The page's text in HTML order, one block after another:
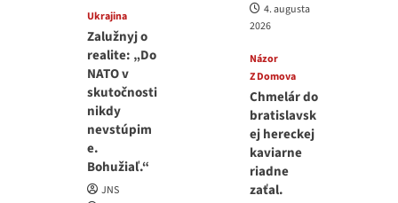
Ukrajina
Zalužnyj o
realite: „Do
NATO v
skutočnosti
nikdy
nevstúpim
e.
Bohužiaľ.“
JNS
4. augusta
2026
Názor
Z Domova
Chmelár do
bratislavsk
ej hereckej
kaviarne
riadne
zaťal.